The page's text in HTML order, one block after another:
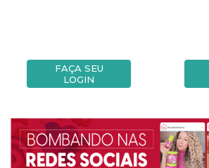
FAÇA SEU
LOGIN